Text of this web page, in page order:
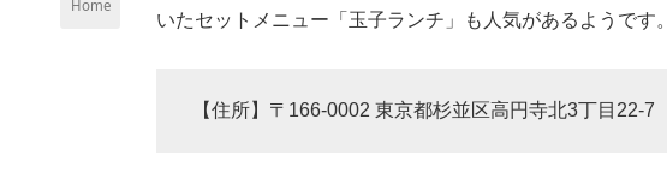
Home
いたセットメニュー「玉子ランチ」も人気があるようです。
【住所】〒166-0002 東京都杉並区高円寺北3丁目22-7